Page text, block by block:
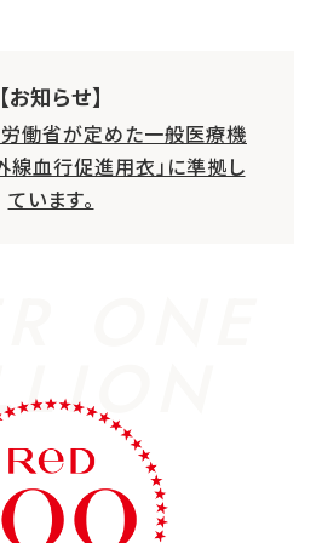
【お知らせ】
働省が定めた一般医療機
線血行促進用衣」に準拠し
ています。